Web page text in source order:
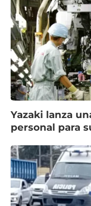
Yazaki lanza
personal para